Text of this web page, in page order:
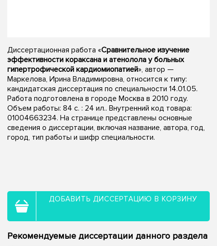
Диссертационная работа «Сравнительное изучение
эффективности кораксана и атенолола у больных
гипертрофической кардиомиопатией», автор —
Маркелова, Ирина Владимировна, относится к типу:
кандидатская диссертация по специальности 14.01.05.
Работа подготовлена в городе Москва в 2010 году.
Объем работы: 84 с. : 24 ил.. Внутренний код товара:
01004663234. На странице представлены основные
сведения о диссертации, включая название, автора, год,
город, тип работы и шифр специальности.
ДОБАВИТЬ ДИССЕРТАЦИЮ В КОРЗИНУ
Рекомендуемые диссертации данного раздела